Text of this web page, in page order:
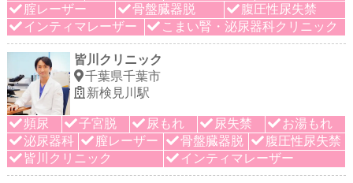
腟レーザー
骨盤臓器脱
腹圧性尿失禁
インティマレーザー
こまい腎・泌尿器科クリニック
皆川クリニック
千葉県千葉市
新検見川駅
頻尿 子宮脱 尿もれ 尿失禁
お湯もれ
泌尿器科
膣レーザー 骨盤臓器脱
腹圧性尿失禁
皆川クリニック
インティマレーザー